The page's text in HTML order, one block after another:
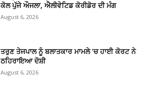
ਕੋਲ ਪੁੱਜੇ ਔਜਲਾ, ਐਲੀਵੇਟਿਡ ਕੋਰੀਡੋਰ ਦੀ ਮੰਗ
August 6, 2026
ਤਰੁਣ ਤੇਜਪਾਲ ਨੂੰ ਬਲਾਤਕਾਰ ਮਾਮਲੇ ’ਚ ਹਾਈ ਕੋਰਟ ਨੇ
ਠਹਿਰਾਇਆ ਦੋਸ਼ੀ
August 6, 2026